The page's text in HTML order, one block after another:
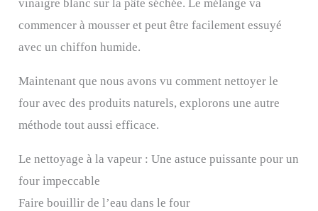
vinaigre blanc sur la pâte séchée. Le mélange va
commencer à mousser et peut être facilement essuyé
avec un chiffon humide.
Maintenant que nous avons vu comment nettoyer le
four avec des produits naturels, explorons une autre
méthode tout aussi efficace.
Le nettoyage à la vapeur : Une astuce puissante pour un
four impeccable
Faire bouillir de l’eau dans le four